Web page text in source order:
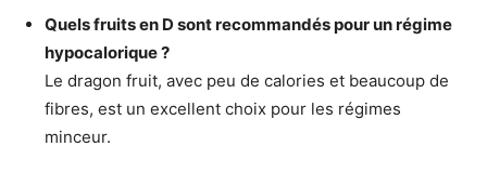
Quels fruits en D sont recommandés pour un régime
hypocalorique ?
Le dragon fruit, avec peu de calories et beaucoup de
fibres, est un excellent choix pour les régimes
minceur.